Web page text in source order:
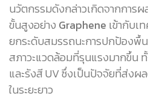
นวัตกรรมดังกล่าวเกิดจากการ
ขั้นสูงอย่าง Graphene เข้ากับเ
ยกระดับสมรรถนะการปกป้องพื้
สภาวะแวดล้อมที่รุนแรงมากขึ้น
และรังสี UV ซึ่งเป็นปัจจัยที่ส่งผ
ในระยะยาว